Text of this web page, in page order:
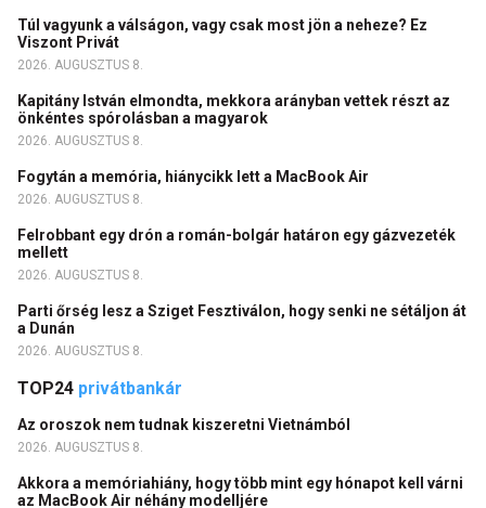
Túl vagyunk a válságon, vagy csak most jön a neheze? Ez
Viszont Privát
2026. AUGUSZTUS 8.
Kapitány István elmondta, mekkora arányban vettek részt az
önkéntes spórolásban a magyarok
2026. AUGUSZTUS 8.
Fogytán a memória, hiánycikk lett a MacBook Air
2026. AUGUSZTUS 8.
Felrobbant egy drón a román-bolgár határon egy gázvezeték
mellett
2026. AUGUSZTUS 8.
Parti őrség lesz a Sziget Fesztiválon, hogy senki ne sétáljon át
a Dunán
2026. AUGUSZTUS 8.
TOP24 privátbankár
Az oroszok nem tudnak kiszeretni Vietnámból
2026. AUGUSZTUS 8.
Akkora a memóriahiány, hogy több mint egy hónapot kell várni
az MacBook Air néhány modelljére